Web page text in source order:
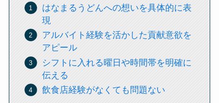
はなまるうどんへの想いを具体的に表
現
アルバイト経験を活かした貢献意欲を
アピール
シフトに入れる曜日や時間帯を明確に
伝える
飲食店経験がなくても問題ない